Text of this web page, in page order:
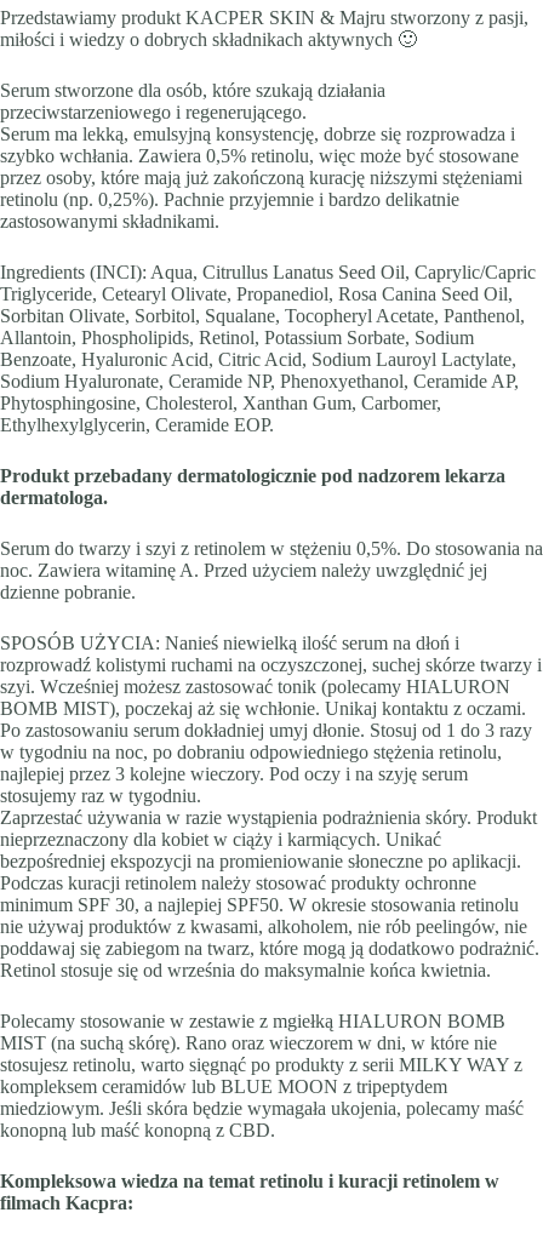
Przedstawiamy produkt KACPER SKIN & Majru stworzony z pasji,
miłości i wiedzy o dobrych składnikach aktywnych 🙂
Serum stworzone dla osób, które szukają działania
przeciwstarzeniowego i regenerującego.
Serum ma lekką, emulsyjną konsystencję, dobrze się rozprowadza i
szybko wchłania. Zawiera 0,5% retinolu, więc może być stosowane
przez osoby, które mają już zakończoną kurację niższymi stężeniami
retinolu (np. 0,25%). Pachnie przyjemnie i bardzo delikatnie
zastosowanymi składnikami.
Ingredients (INCI): Aqua, Citrullus Lanatus Seed Oil, Caprylic/Capric
Triglyceride, Cetearyl Olivate, Propanediol, Rosa Canina Seed Oil,
Sorbitan Olivate, Sorbitol, Squalane, Tocopheryl Acetate, Panthenol,
Allantoin, Phospholipids, Retinol, Potassium Sorbate, Sodium
Benzoate, Hyaluronic Acid, Citric Acid, Sodium Lauroyl Lactylate,
Sodium Hyaluronate, Ceramide NP, Phenoxyethanol, Ceramide AP,
Phytosphingosine, Cholesterol, Xanthan Gum, Carbomer,
Ethylhexylglycerin, Ceramide EOP.
Produkt przebadany dermatologicznie pod nadzorem lekarza
dermatologa.
Serum do twarzy i szyi z retinolem w stężeniu 0,5%. Do stosowania na
noc. Zawiera witaminę A. Przed użyciem należy uwzględnić jej
dzienne pobranie.
SPOSÓB UŻYCIA: Nanieś niewielką ilość serum na dłoń i
rozprowadź kolistymi ruchami na oczyszczonej, suchej skórze twarzy i
szyi. Wcześniej możesz zastosować tonik (polecamy HIALURON
BOMB MIST), poczekaj aż się wchłonie. Unikaj kontaktu z oczami.
Po zastosowaniu serum dokładniej umyj dłonie. Stosuj od 1 do 3 razy
w tygodniu na noc, po dobraniu odpowiedniego stężenia retinolu,
najlepiej przez 3 kolejne wieczory. Pod oczy i na szyję serum
stosujemy raz w tygodniu.
Zaprzestać używania w razie wystąpienia podrażnienia skóry. Produkt
nieprzeznaczony dla kobiet w ciąży i karmiących. Unikać
bezpośredniej ekspozycji na promieniowanie słoneczne po aplikacji.
Podczas kuracji retinolem należy stosować produkty ochronne
minimum SPF 30, a najlepiej SPF50. W okresie stosowania retinolu
nie używaj produktów z kwasami, alkoholem, nie rób peelingów, nie
poddawaj się zabiegom na twarz, które mogą ją dodatkowo podrażnić.
Retinol stosuje się od września do maksymalnie końca kwietnia.
Polecamy stosowanie w zestawie z mgiełką HIALURON BOMB
MIST (na suchą skórę). Rano oraz wieczorem w dni, w które nie
stosujesz retinolu, warto sięgnąć po produkty z serii MILKY WAY z
kompleksem ceramidów lub BLUE MOON z tripeptydem
miedziowym. Jeśli skóra będzie wymagała ukojenia, polecamy maść
konopną lub maść konopną z CBD.
Kompleksowa wiedza na temat retinolu i kuracji retinolem w
filmach Kacpra: